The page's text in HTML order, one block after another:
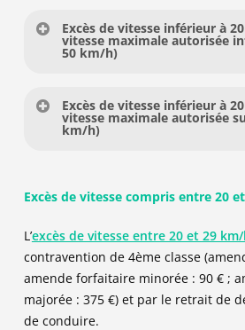
Excès de vitesse inférieur à
vitesse maximale autorisée
50 km/h)
Article du code de la route : R413-
Amende minorée : 90 €(si
Amende majorée :375 €
paiement)
Mesures concernant le permis de
Excès de vitesse inférieur à
vitesse maximale autorisée
km/h)
Article du code de la route : R413-
Amende forfaitaire :
68 €
Amende minorée : 45 €(si
jours)
Amende majorée :
Excès de vitesse compris entre 20
L’excès de vitesse entre 20 et 29
contravention de 4ème classe
amende forfaitaire minorée : 90 € ;
majorée : 375 €) et par le retrait de
de conduire.